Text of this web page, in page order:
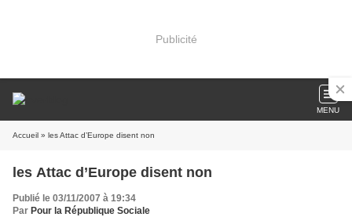
Publicité
MENU
Accueil » les Attac d’Europe disent non
les Attac d’Europe disent non
Publié le 03/11/2007 à 19:34
Par Pour la République Sociale